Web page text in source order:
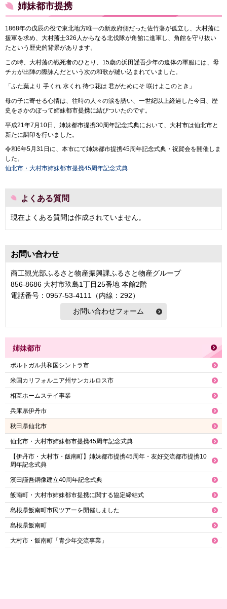
姉妹都市提携
1868年の戊辰の役で東北地方唯一の新政府側だった佐竹藩が孤立し、大村藩に
援軍を求め、大村藩士326人からなる北伐隊が角館に進軍し、角館を守り抜い
たという歴史的背景があります。
この時、大村藩の戦死者のひとり、15歳の浜田謹吾少年の遺体の軍服には、母
チカが出陣の際詠んだという次の和歌が縫い込まれていました。
「ふた葉より 手くれ 水くれ 待つ花は 君がためにそ 咲けよこのとき」
母の子に寄せる心情は、往時の人々の涙を誘い、一世紀以上経過した今日、歴
史をさかのぼって姉妹都市提携に結びついたのです。
平成21年7月10日、姉妹都市提携30周年記念式典において、大村市は仙北市と
新たに調印を行いました。
令和6年5月31日に、本市にて姉妹都市提携45周年記念式典・祝賀会を開催しま
した。
仙北市・大村市姉妹都市提携45周年記念式典
よくある質問
現在よくある質問は作成されていません。
お問い合わせ
商工観光部ふるさと物産振興課ふるさと物産グループ
856-8686 大村市玖島1丁目25番地 本館2階
電話番号：0957-53-4111（内線：292）
姉妹都市
ポルトガル共和国シントラ市
米国カリフォルニア州サンカルロス市
相互ホームステイ事業
兵庫県伊丹市
秋田県仙北市
仙北市・大村市姉妹都市提携45周年記念式典
【伊丹市・大村市・飯南町】姉妹都市提携45周年・友好交流都市提携10
周年記念式典
濱田謹吾銅像建立40周年記念式典
飯南町・大村市姉妹都市提携に関する協定締結式
島根県飯南町市民ツアーを開催しました
島根県飯南町
大村市・飯南町「青少年交流事業」